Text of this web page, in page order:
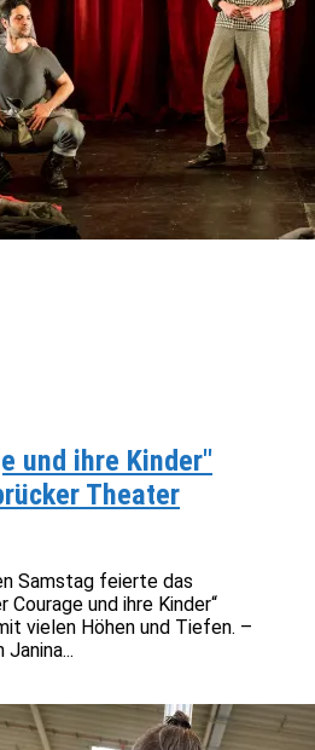
und ihre Kinder"
Theater
Samstag feierte das
und ihre Kinder“
vielen Höhen und Tiefen. –